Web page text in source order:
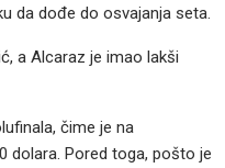
da dođe do osvajanja seta.
a Alcaraz je imao lakši
čime je na
dolara. Pored toga, pošto je